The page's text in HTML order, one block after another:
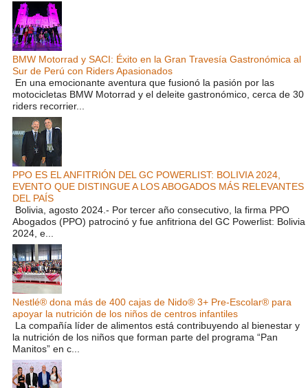
BMW Motorrad y SACI: Éxito en la Gran Travesía Gastronómica al
Sur de Perú con Riders Apasionados
En una emocionante aventura que fusionó la pasión por las
motocicletas BMW Motorrad y el deleite gastronómico, cerca de 30
riders recorrier...
PPO ES EL ANFITRIÓN DEL GC POWERLIST: BOLIVIA 2024,
EVENTO QUE DISTINGUE A LOS ABOGADOS MÁS RELEVANTES
DEL PAÍS
Bolivia, agosto 2024.- Por tercer año consecutivo, la firma PPO
Abogados (PPO) patrocinó y fue anfitriona del GC Powerlist: Bolivia
2024, e...
Nestlé® dona más de 400 cajas de Nido® 3+ Pre-Escolar® para
apoyar la nutrición de los niños de centros infantiles
La compañía líder de alimentos está contribuyendo al bienestar y
la nutrición de los niños que forman parte del programa “Pan
Manitos” en c...